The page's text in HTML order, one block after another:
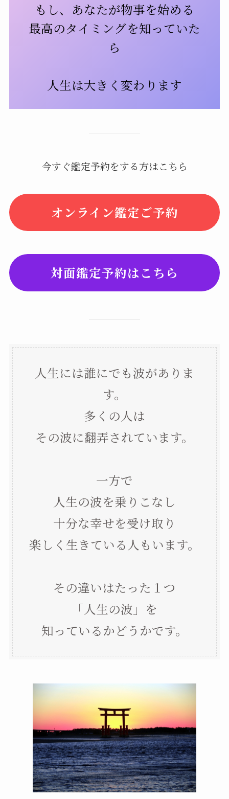
もし、あなたが物事を始める
最高のタイミングを知っていた
ら
人生は大きく変わります
今すぐ鑑定予約をする方はこちら
オンライン鑑定ご予約
対面鑑定予約はこちら
人生には誰にでも波がありま
す。
多くの人は
その波に翻弄されています。
一方で
人生の波を乗りこなし
十分な幸せを受け取り
楽しく生きている人もいます。
その違いはたった１つ
「人生の波」を
知っているかどうかです。